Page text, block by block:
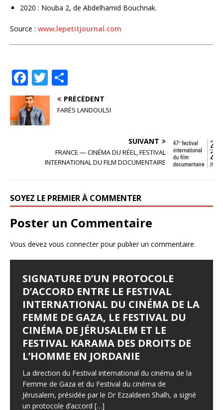
2020 : Nouba 2, de Abdelhamid Bouchnak.
Source : www.lepetitjournal.com
F
a
c
e
T
w
it
te
ar
ta
r
PRÉCÉDENT
FARÈS LANDOULSI
SUIVANT
FRANCE — CINÉMA DU RÉEL, FESTIVAL
INTERNATIONAL DU FILM DOCUMENTAIRE
SOYEZ LE PREMIER À COMMENTER
Poster un Commentaire
Vous devez vous connecterpour publier un commentaire.
SIGNATURE D’UN PROTOCOLE
D’ACCORD ENTRE LE FESTIVAL
INTERNATIONAL DU CINÉMA DE LA
FEMME DE GAZA, LE FESTIVAL DU
CINÉMA DE JÉRUSALEM ET LE
FESTIVAL KARAMA DES DROITS DE
L’HOMME EN JORDANIE
La direction du Festival international du cinéma de la
Femme de Gaza et du Festival du cinéma de
Jérusalem, présidée par le Dr Ezzaldeen Shalh, a signé
un protocole d’accord […]
FESTIVAL D’AMMAN 2026 : EYA
BELLAGHA SACRÉE MEILLEURE
ACTRICE POUR LE FILM TUNISIEN
«WHERE THE WIND COMES FROM»
Par : WMC avec TAP – 4 août 2026 L’actrice tunisienne
Eya Bellagha a remporté lundi soir le Prix de la
meilleure actrice pour son premier rôle principal dans le
F
ac
T
w
P
ar
LES JOURNÉES
CINÉMATOGRAPHIQUES DE
CARTHAGE (JCC) LANCENT LEUR
APPEL À FILMS
Lequotidien – mercredi 5 août 2026 Les inscriptions à
la 37° édition sont ouvertes jusqu’au 15 septembre, en
prélude à un rendez-vous qui célébrera les 60 ans du
F
ac
T
w
P
ar
LE SYNDROME DE DJAMILA
Le Syndrome de Djamila Pays : Tunisie Réalisateur :
Hamza Hedfi Année : 2015 Durée : 4’28 Genre :
Producteur : Fédération Tunisienne des Cinéastes
Amateurs (FTCA – Club Bab Lassal).
F
ac
e
b
T
w
itt
er
P
ar
ta
g
JALILA BORHANE
Jalila Borhane Actrice. Filmographie de Jalila Borhane,
actrice : 1998 : Demain, je brûle (Ghodoua nahreg), de
Mohamed Ben Smail. Télévision : 1992 : Itarafat
almatar alakhir (téléfilm), de Slaheddine Essid (Khadija).
1995[…]
F
ac
e
T
w
itt
P
ar
ta